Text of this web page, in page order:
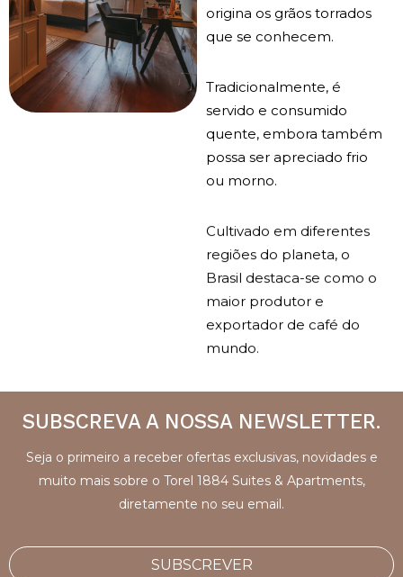
origina os grãos torrados
que se conhecem.
Tradicionalmente, é
servido e consumido
quente, embora também
possa ser apreciado frio
ou morno.
Cultivado em diferentes
regiões do planeta, o
Brasil destaca-se como o
maior produtor e
exportador de café do
mundo.
SUBSCREVA A NOSSA NEWSLETTER.
Seja o primeiro a receber ofertas exclusivas, novidades e
muito mais sobre o Torel 1884 Suites & Apartments,
diretamente no seu email.
SUBSCREVER